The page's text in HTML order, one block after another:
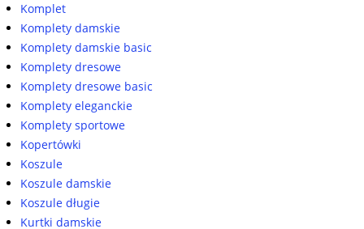
Komplet
Komplety damskie
Komplety damskie basic
Komplety dresowe
Komplety dresowe basic
Komplety eleganckie
Komplety sportowe
Kopertówki
Koszule
Koszule damskie
Koszule długie
Kurtki damskie